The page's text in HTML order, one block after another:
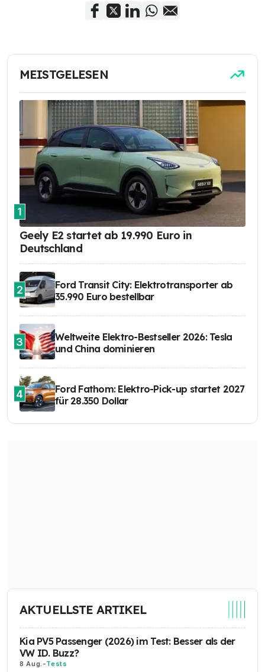
MEISTGELESEN
1
Geely E2 startet ab 19.990 Euro in
Deutschland
2
Ford Transit City: Elektrotransporter ab
35.990 Euro bestellbar
3
Weltweite Elektro-Bestseller 2026: Tesla
und China dominieren
4
Ford Fathom: Elektro-Pick-up startet 2027
für 28.350 Dollar
AKTUELLSTE ARTIKEL
Kia PV5 Passenger (2026) im Test: Besser als der
VW ID. Buzz?
8 Aug. -Tests